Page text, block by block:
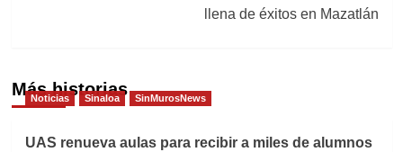
llena de éxitos en Mazatlán
Más historias
Noticias Sinaloa SinMurosNews
UAS renueva aulas para recibir a miles de alumnos